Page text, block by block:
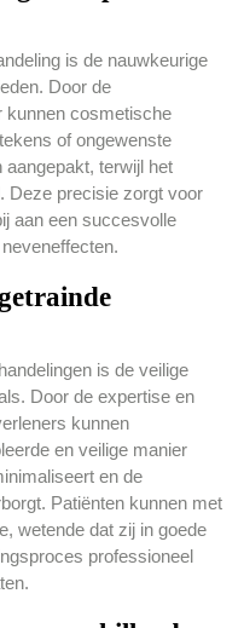
is de nauwkeurige
Door de
kunnen cosmetische
of ongewenste
aangepakt, terwijl het
Deze precisie zorgt voor
aan een succesvolle
is de veilige
Door de expertise en
kunnen
en veilige manier
en de
Patiënten kunnen met
wetende dat zij in goede
professioneel